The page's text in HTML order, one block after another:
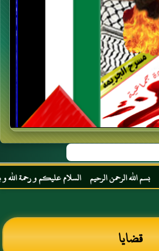
بسم الله الرحمن الرحيم السلام عليكم و رحمة الله و
قضايا